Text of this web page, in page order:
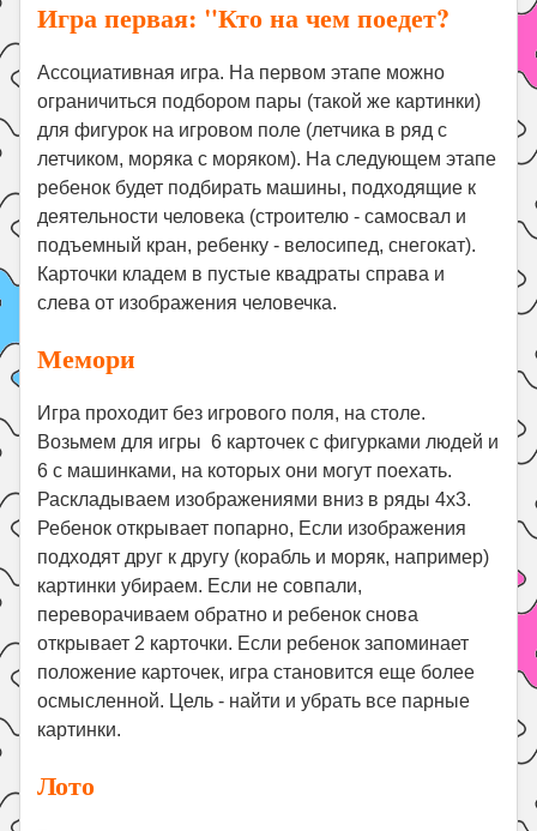
Игра первая: "Кто на чем поедет?
Ассоциативная игра. На первом этапе можно
ограничиться подбором пары (такой же картинки)
для фигурок на игровом поле (летчика в ряд с
летчиком, моряка с моряком). На следующем этапе
ребенок будет подбирать машины, подходящие к
деятельности человека (строителю - самосвал и
подъемный кран, ребенку - велосипед, снегокат).
Карточки кладем в пустые квадраты справа и
слева от изображения человечка.
Мемори
Игра проходит без игрового поля, на столе.
Возьмем для игры 6 карточек с фигурками людей и
6 с машинками, на которых они могут поехать.
Раскладываем изображениями вниз в ряды 4х3.
Ребенок открывает попарно, Если изображения
подходят друг к другу (корабль и моряк, например)
картинки убираем. Если не совпали,
переворачиваем обратно и ребенок снова
открывает 2 карточки. Если ребенок запоминает
положение карточек, игра становится еще более
осмысленной. Цель - найти и убрать все парные
картинки.
Лото